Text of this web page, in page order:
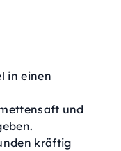
in einen
und
kräftig